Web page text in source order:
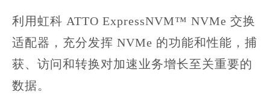
利用虹科 ATTO ExpressNVM™ NVMe 交换
适配器，充分发挥 NVMe 的功能和性能，捕
获、访问和转换对加速业务增长至关重要的
数据。